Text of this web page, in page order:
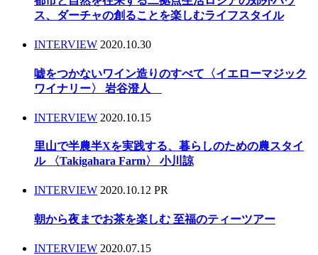
ス、ダーチャの創ることを楽しむライフスタイル
INTERVIEW 2020.10.30
嘘をつかないワイン造りのすべて〈イエローマジック
ワイナリー〉 岩谷澄人
INTERVIEW 2020.10.15
里山で半農半Xを実践する、暮らしのための農スタイ
ル 〈Takigahara Farm〉 小川諒
INTERVIEW 2020.10.12 PR
朝から夜までお茶を楽しむ 至福のティーツアー
INTERVIEW 2020.07.15